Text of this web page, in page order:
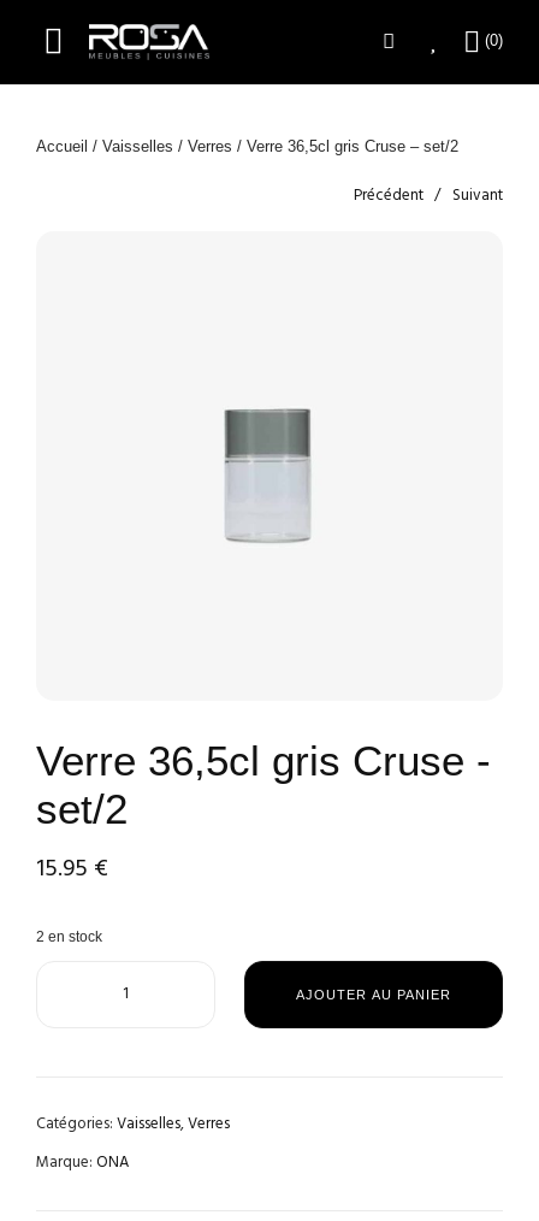
Accueil / Vaisselles / Verres / Verre 36,5cl gris Cruse – set/2
Précédent Suivant
Verre 36,5cl gris Cruse -
set/2
15.95 €
2 en stock
AJOUTER AU PANIER
Catégories:Vaisselles,Verres
Marque:ONA